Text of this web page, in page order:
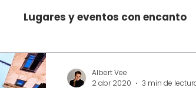
Lugares y eventos con encanto
Albert Vee
2 abr 2020
3 min de